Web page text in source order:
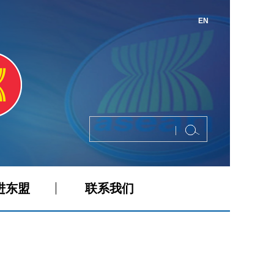
EN
东盟 联系我们